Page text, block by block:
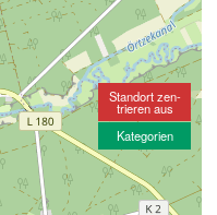
Standort zen-
trieren aus
Kategorien